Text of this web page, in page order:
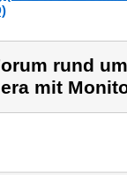
rund
mit